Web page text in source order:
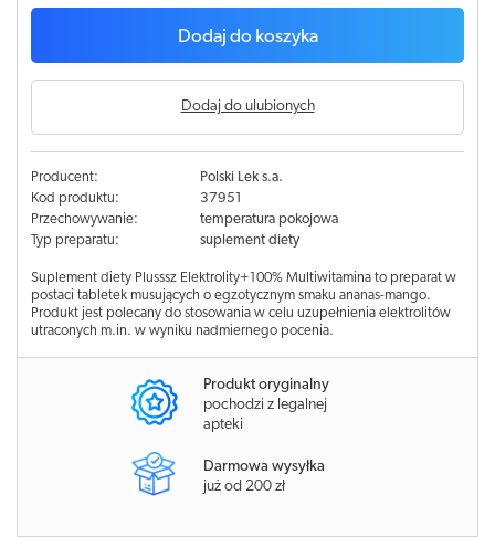
Dodaj do koszyka
Dodaj do ulubionych
Producent:
Polski Lek s.a.
Kod produktu:
37951
Przechowywanie:
temperatura pokojowa
Typ preparatu:
suplement diety
Suplement diety Plusssz Elektrolity+100% Multiwitamina to preparat w
postaci tabletek musujących o egzotycznym smaku ananas-mango.
Produkt jest polecany do stosowania w celu uzupełnienia elektrolitów
utraconych m.in. w wyniku nadmiernego pocenia.
Produkt oryginalny
pochodzi z legalnej
apteki
Darmowa wysyłka
już od 200 zł